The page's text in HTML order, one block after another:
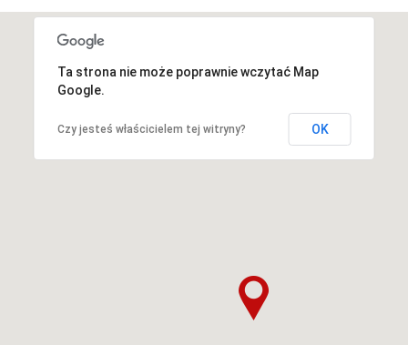
Ta strona nie może poprawnie wczytać Map
Google.
Czy jesteś właścicielem tej witryny? OK